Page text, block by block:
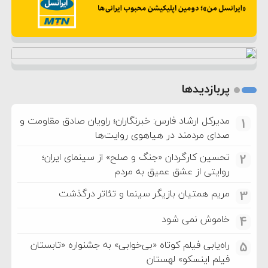
پربازدیدها
1
مدیرکل ارشاد فارس: خبرنگاران؛ راویان صادق مقاومت و
صدای مردمند در هیاهوی روایت‌ها
2
تحسین کارگردان «جنگ و صلح» از سینمای ایران؛
روایتی از عشق عمیق به مردم
3 مریم همتیان بازیگر سینما و تئاتر درگذشت
4 خاموش نمی شود
5
راه‌یابی فیلم کوتاه «بی‌خوابی» به جشنواره «تابستان
فیلم اینسکو» لهستان